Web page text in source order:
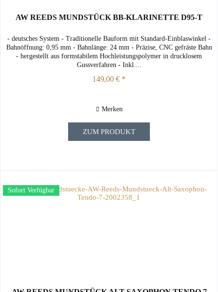
AW REEDS MUNDSTÜCK BB-KLARINETTE D95-T
- deutsches System - Traditionelle Bauform mit Standard-Einblaswinkel -
Bahnöffnung: 0,95 mm - Bahnlänge: 24 mm - Präzise, CNC gefräste Bahn
- hergestellt aus formstabilem Hochleistungspolymer in drucklosem
Gussverfahren - Inkl....
149,00 € *
Merken
ZUM PRODUKT
Sofort Verfügbar